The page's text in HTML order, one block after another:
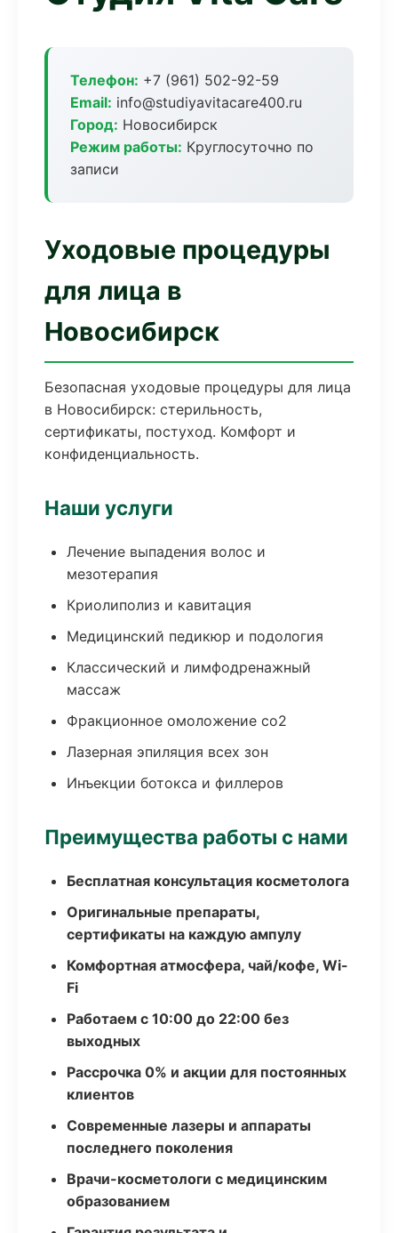
Телефон: +7 (961) 502-92-59
Email: info@studiyavitacare400.ru
Город: Новосибирск
Режим работы: Круглосуточно по
записи
Уходовые процедуры
для лица в
Новосибирск
Безопасная уходовые процедуры для лица
в Новосибирск: стерильность,
сертификаты, постуход. Комфорт и
конфиденциальность.
Наши услуги
Лечение выпадения волос и
мезотерапия
Криолиполиз и кавитация
Медицинский педикюр и подология
Классический и лимфодренажный
массаж
Фракционное омоложение co2
Лазерная эпиляция всех зон
Инъекции ботокса и филлеров
Преимущества работы с нами
Бесплатная консультация косметолога
Оригинальные препараты,
сертификаты на каждую ампулу
Комфортная атмосфера, чай/кофе, Wi-
Fi
Работаем с 10:00 до 22:00 без
выходных
Рассрочка 0% и акции для постоянных
клиентов
Современные лазеры и аппараты
последнего поколения
Врачи-косметологи с медицинским
образованием